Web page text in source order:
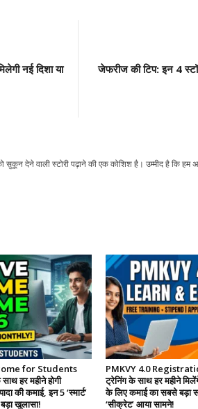
नई दिशा या
जेफरीज की टिप: इन 4
सुकून देने वाली स्टोरी पढ़ाने की एक कोशिश है। उम्मीद है कि
for Students
हर महीने होगी
की कमाई, इन 5 ‘स्मार्ट’
खुलासा!
PMKVY 4.0
ट्रेनिंग के साथ हर महीने
के लिए कमाई का सबसे बड़ा
‘सीक्रेट’ आया सामने!